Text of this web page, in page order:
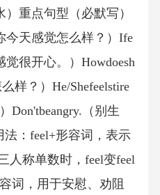
重点句型（必默写）
今天感觉怎么样？）Ife
觉很开心。）Howdoesh
样？）He/Shefeelstire
Don'tbeangry.（别生
：feel+形容词，表示
称单数时，feel变feel
词，用于安慰、劝阻